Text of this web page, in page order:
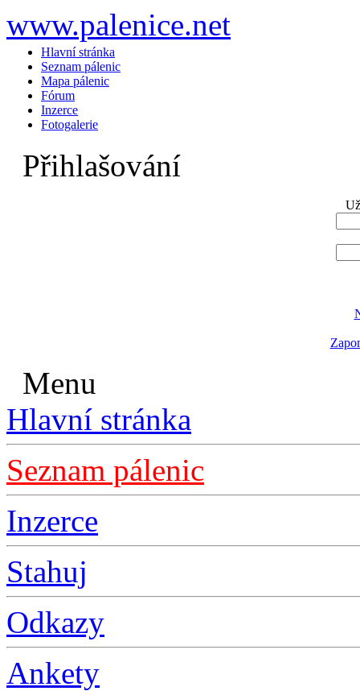
www.palenice.net
Hlavní stránka
Seznam pálenic
Mapa pálenic
Fórum
Inzerce
Fotogalerie
Přihlašování
Menu
Hlavní stránka
Seznam pálenic
Inzerce
Stahuj
Odkazy
Ankety